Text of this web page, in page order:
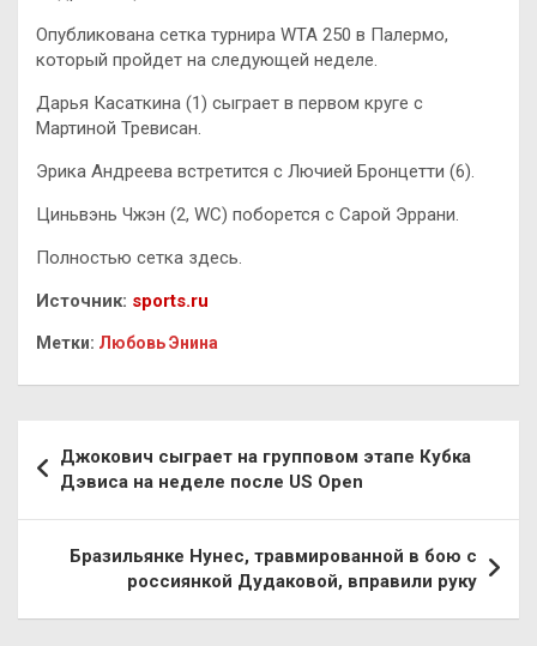
Опубликована сетка турнира WTA 250 в Палермо,
который пройдет на следующей неделе.
Дарья Касаткина (1) сыграет в первом круге с
Мартиной Тревисан.
Эрика Андреева встретится с Лючией Бронцетти (6).
Циньвэнь Чжэн (2, WC) поборется с Сарой Эррани.
Полностью сетка здесь.
Источник: sports.ru
Метки: Любовь Энина
по
записям
Джокович сыграет на групповом этапе Кубка
Дэвиса на неделе после US Open
Бразильянке Нунес, травмированной в бою с
россиянкой Дудаковой, вправили руку